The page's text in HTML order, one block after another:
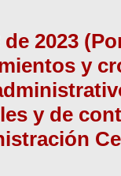
2023
y
y de